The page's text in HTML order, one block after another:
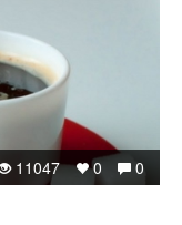
0
0
11047